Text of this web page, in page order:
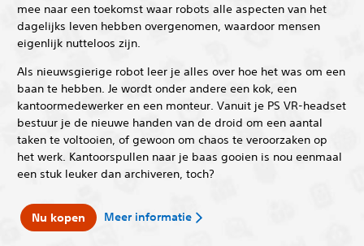
mee naar een toekomst waar robots alle aspecten van het
dagelijks leven hebben overgenomen, waardoor mensen
eigenlijk nutteloos zijn.
Als nieuwsgierige robot leer je alles over hoe het was om een
baan te hebben. Je wordt onder andere een kok, een
kantoormedewerker en een monteur. Vanuit je PS VR-headset
bestuur je de nieuwe handen van de droid om een aantal
taken te voltooien, of gewoon om chaos te veroorzaken op
het werk. Kantoorspullen naar je baas gooien is nou eenmaal
een stuk leuker dan archiveren, toch?
Nu kopen Meer informatie